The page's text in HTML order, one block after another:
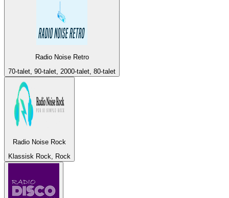
Radio Noise Retro
70-talet, 90-talet, 2000-talet, 80-talet
Radio Noise Rock
Klassisk Rock, Rock